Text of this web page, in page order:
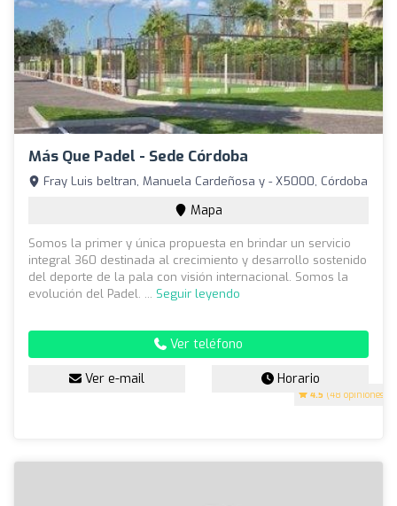
Más Que Padel - Sede Córdoba
4.5 (48 opiniones)
Fray Luis beltran, Manuela Cardeñosa y - X5000, Córdoba
Mapa
Somos la primer y única propuesta en brindar un servicio
integral 360 destinada al crecimiento y desarrollo sostenido
del deporte de la pala con visión internacional. Somos la
evolución del Padel. ... Seguir leyendo
Ver teléfono
Ver e-mail Horario